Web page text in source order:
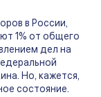
в России,
1% от общего
дел на
Но, кажется,
состояние.